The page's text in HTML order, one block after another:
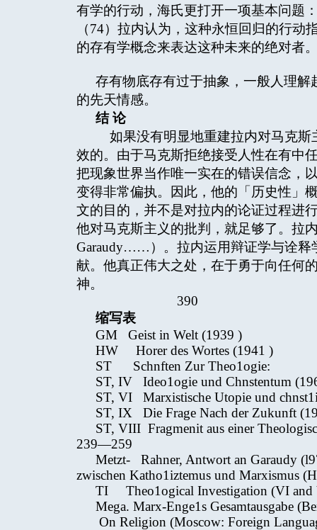
有学的行动，海氏更打开一项基本问题
（74）拉内认为，这种永恒回归的行
的存有学概念来表达这种未来的绝对者
存有物底存有过于抽象，一般人理
的先天情感。
结 论
如果没有明显地重建拉内对马克斯
效的。由于马克斯拒绝接受人性在有中
把现象世界当作唯一实在的错误信念，
变得非常偏执。因此，他的「历史性」
文的目的，并不是对拉内的论证过程进
他对马克斯主义的批判，就足够了。拉
Garaudy……）。拉内运用辩证学与诠释
献。他真正伟大之处，在于勇于向任何
神。
390
缩写表
GM Geist in Welt (1939 )
HW Horer des Wortes (1941 )
ST Schnften Zur Theo1ogie:
ST, IV Ideo1ogie und Chnstentum
ST, VI Marxistische Utopie und
ST, IX Die Frage Nach der Zukunft
ST, VIII Fragmenit aus einer
239—259
Metzt- Rahner, Antwort an Garaudy
zwischen Katho1iztemus und Marxismus
TI Theo1ogical Investigation (VI and
Mega. Marx-Enge1s Gesamtausgabe
On Religion (Moscow: Foreign